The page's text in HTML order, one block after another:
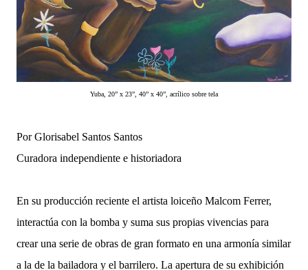
Yuba, 20” x 23”, 40” x 40”, acrílico sobre tela
Por Glorisabel Santos Santos
Curadora independiente e historiadora
En su producción reciente el artista loiceño Malcom Ferrer,
interactúa con la bomba y suma sus propias vivencias para
crear una serie de obras de gran formato en una armonía similar
a la de la bailadora y el barrilero. La apertura de su exhibición